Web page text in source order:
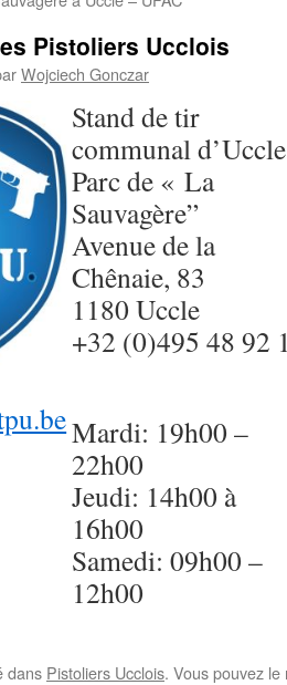
Pistoliers Ucclois
Wojciech Gonczar
Stand de tir
communal d’Uccle
Parc de « La
Sauvagère”
Avenue de la
Chênaie, 83
1180 Uccle
+32 (0)495 48 92
Mardi: 19h00 –
22h00
Jeudi: 14h00 à
16h00
Samedi: 09h00 –
12h00
dans Pistoliers Ucclois. Vous pouvez